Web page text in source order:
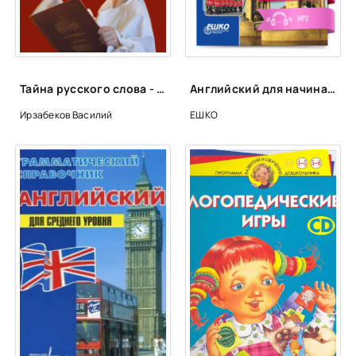
Lesson-25
Lesson-26
Lesson-30
Lesson-31
Lesson-32
Тайна русского слова - Василий Ирзабеков
Ирзабеков Василий
Английский для начинающих - ЕШКО
ЕШКО